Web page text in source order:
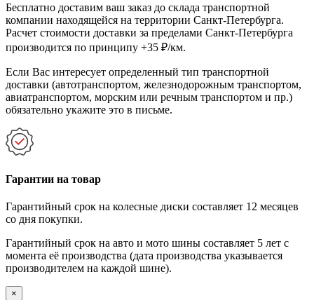
Бесплатно доставим ваш заказ до склада транспортной
компании находящейся на территории Санкт-Петербурга.
Расчет стоимости доставки за пределами Санкт-Петербурга
производится по принципу +35 ₽/км.
Если Вас интересует определенный тип транспортной
доставки (автотранспортом, железнодорожным транспортом,
авиатранспортом, морским или речным транспортом и пр.)
обязательно укажите это в письме.
Гарантии на товар
Гарантийный срок на колесные диски составляет 12 месяцев
со дня покупки.
Гарантийный срок на авто и мото шины составляет 5 лет с
момента её производства (дата производства указывается
производителем на каждой шине).
×